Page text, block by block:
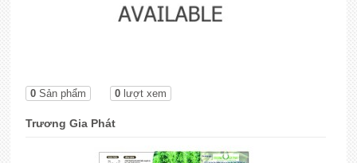
0Sản phẩm 0lượt xem
Trương Gia Phát